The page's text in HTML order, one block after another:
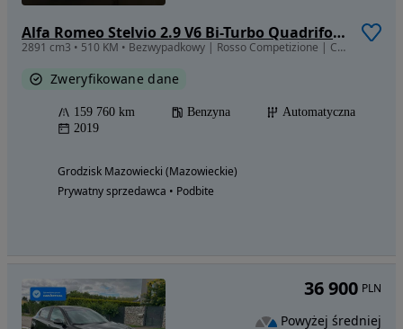
Alfa Romeo Stelvio 2.9 V6 Bi-Turbo Quadrifoglio Q4
2891 cm3 • 510 KM • Bezwypadkowy | Rosso Competizione | Carbon | Harman Kardon
Zweryfikowane dane
159 760 km Benzyna
Automatyczna
2019
Grodzisk Mazowiecki (Mazowieckie)
Prywatny sprzedawca • Podbite
36 900 PLN
Powyżej średniej